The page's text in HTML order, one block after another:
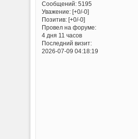
Сообщений:5195
Уважение: [+0/-0]
Позитив: [+0/-0]
Провел на форуме:
4 дня 11 часов
Последний визит:
2026-07-09 04:18:19